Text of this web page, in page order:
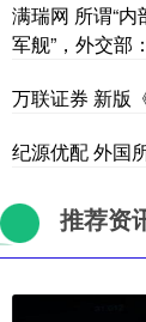
满瑞网 所谓“
军舰”，外交部
万联证券 新版
纪源优配 外国
推荐资